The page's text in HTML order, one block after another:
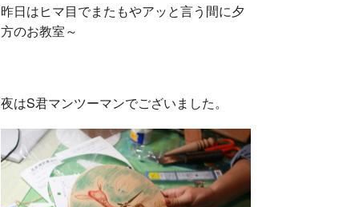
昨日はヒマ目でまたもやアッと言う間に夕
方のお教室～
夜はS君マンツーマンでございました。